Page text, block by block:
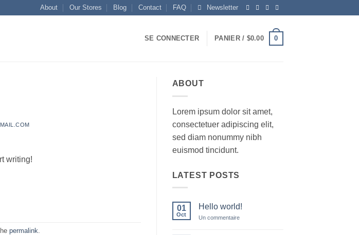
About Our Stores Blog Contact FAQ Newsletter
SE CONNECTER PANIER / $0.00 0
writing!
permalink
ABOUT
Lorem ipsum dolor sit amet,
consectetuer adipiscing elit,
sed diam nonummy nibh
euismod tincidunt.
LATEST POSTS
01
Oct
Hello world!
Un commentairesur